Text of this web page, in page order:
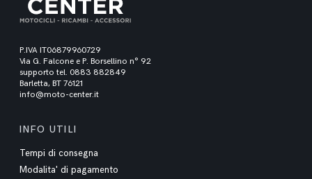
P.IVA IT06879960729
Via G. Falcone e P. Borsellino n° 92
supporto tel. 0883 882849
Barletta, BT 76121
info@moto-center.it
INFO UTILI
Tempi di consegna
Modalita' di pagamento